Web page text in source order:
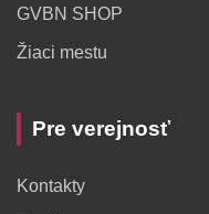
GVBN SHOP
Žiaci mestu
Pre verejnosť
Kontakty